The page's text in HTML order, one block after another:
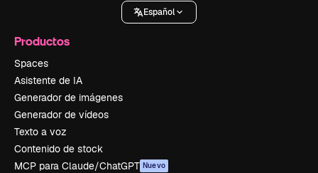
Español
Productos
Spaces
Asistente de IA
Generador de imágenes
Generador de vídeos
Texto a voz
Contenido de stock
MCP para Claude/ChatGPT Nuevo